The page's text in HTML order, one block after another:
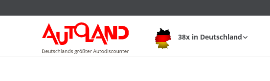
38x in Deutschland